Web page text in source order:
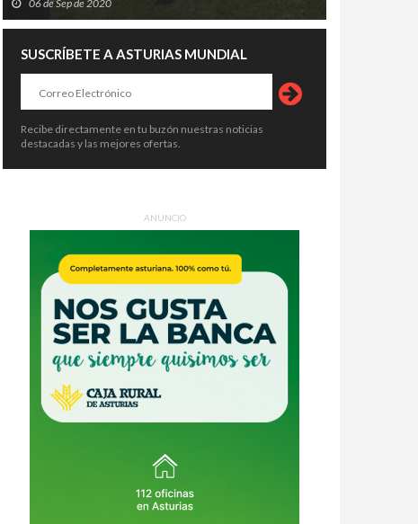
06 de Sep de 2020
SUSCRÍBETE A ASTURIAS MUNDIAL
Recibe directamente en tu buzón nuestras noticias
destacadas y las mejores ofertas.
ANUNCIO